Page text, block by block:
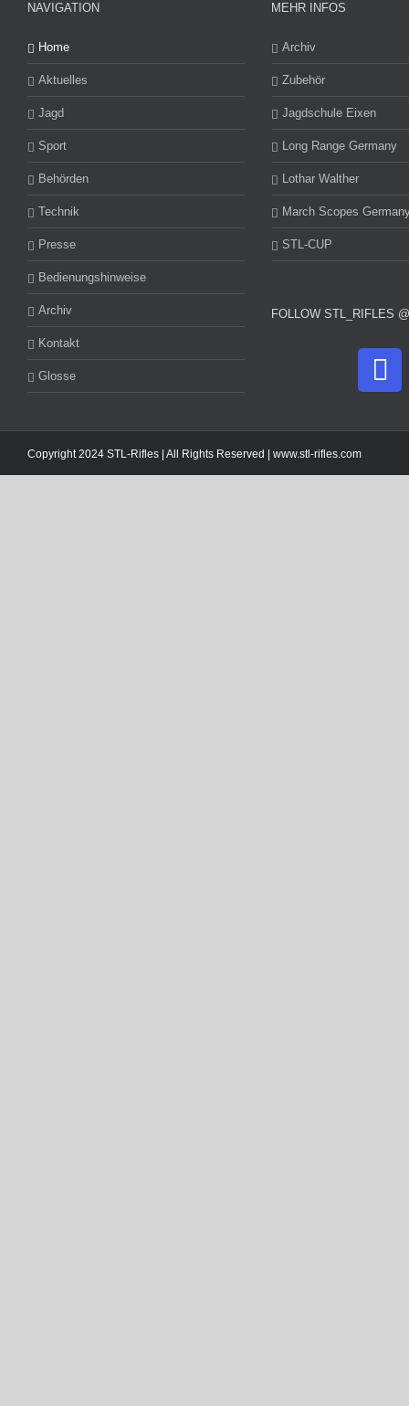
NAVIGATION
Home
Aktuelles
Jagd
Sport
Behörden
Technik
Presse
Bedienungshinweise
Archiv
Kontakt
Glosse
MEHR INFOS
Archiv
Zubehör
Jagdschule Eixen
Long Range Germany
Lothar Walther
March Scopes
STL-CUP
FOLLOW STL_RIFLES
Copyright 2024 STL-Rifles | All Rights Reserved | www.stl-rifles.com